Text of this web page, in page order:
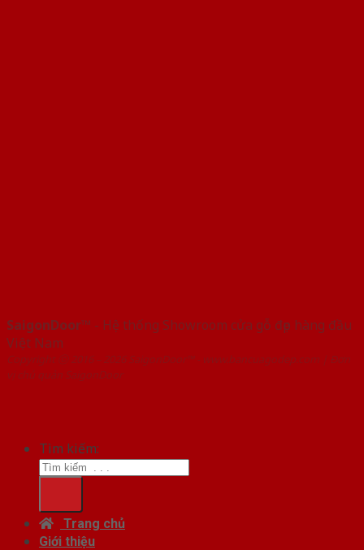
SaigonDoor™ - Hệ thống Showroom cửa gỗ đẹp hàng đầu
Việt Nam
Copyright ⓒ 2016 – 2026 SaigonDoor™ - www.bancuagodep.com | Đơn
vị chủ quản SaigonDoor
Tìm kiếm:
Trang chủ
Giới thiệu